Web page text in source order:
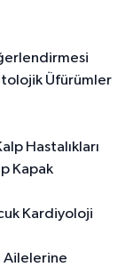
Üfürümler
Hastalıkları
Kapak
Kardiyoloji
Ailelerine